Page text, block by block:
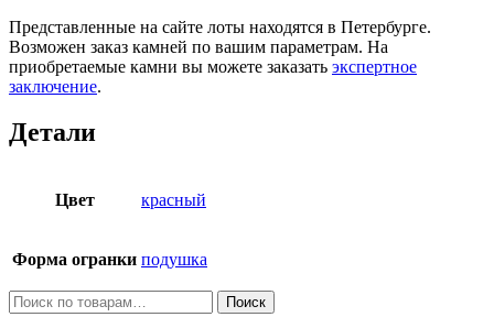
Представленные на сайте лоты находятся в Петербурге.
Возможен заказ камней по вашим параметрам. На
приобретаемые камни вы можете заказать экспертное
заключение.
Детали
Цвет красный
Форма огранки подушка
Искать: Поиск